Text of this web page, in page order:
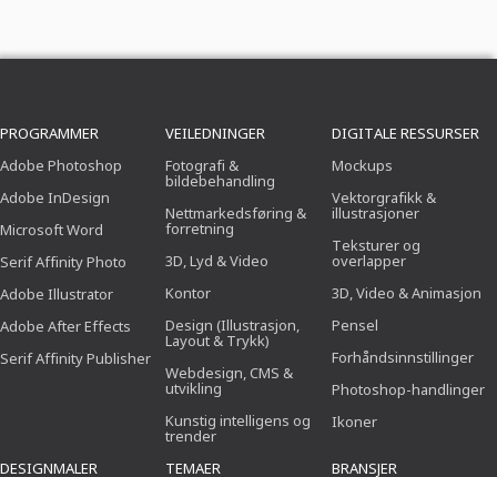
PROGRAMMER
Adobe Photoshop
Adobe InDesign
Microsoft Word
Serif Affinity Photo
Adobe Illustrator
Adobe After Effects
Serif Affinity Publisher
VEILEDNINGER
Fotografi &
bildebehandling
Nettmarkedsføring &
forretning
3D, Lyd & Video
Kontor
Design (Illustrasjon,
Layout & Trykk)
Webdesign, CMS &
utvikling
Kunstig intelligens og
trender
DIGITALE RESSURSER
Mockups
Vektorgrafikk &
illustrasjoner
Teksturer og
overlapper
3D, Video & Animasjon
Pensel
Forhåndsinnstillinger
Photoshop-handlinger
Ikoner
DESIGNMALER
TEMAER
BRANSJER